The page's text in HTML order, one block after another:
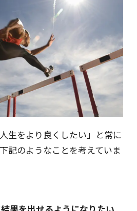
生をより良くしたい」と常に
記のようなことを考えていま